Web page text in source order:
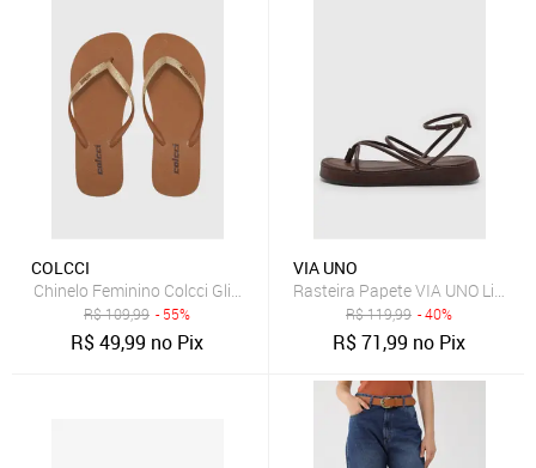
COLCCI
Chinelo Feminino Colcci Glitter Dourado Marrom
R$109,99 - 55%
R$49,99 no Pix
VIA UNO
Rasteira Papete VIA UNO Lisa
R$119,99 - 40%
R$71,99 no Pix